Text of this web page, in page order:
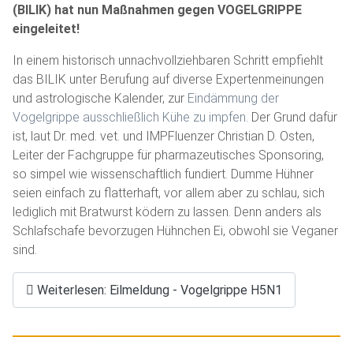
(BILIK) hat nun Maßnahmen gegen VOGELGRIPPE
eingeleitet!
In einem historisch unnachvollziehbaren Schritt empfiehlt
das BILIK unter Berufung auf diverse Expertenmeinungen
und astrologische Kalender, zur Eindämmung der
Vogelgrippe ausschließlich Kühe zu impfen. Der Grund dafür
ist, laut Dr. med. vet. und IMPFluenzer Christian D. Osten,
Leiter der Fachgruppe für pharmazeutisches Sponsoring,
so simpel wie wissenschaftlich fundiert. Dumme Hühner
seien einfach zu flatterhaft, vor allem aber zu schlau, sich
lediglich mit Bratwurst ködern zu lassen. Denn anders als
Schlafschafe bevorzugen Hühnchen Ei, obwohl sie Veganer
sind.
Weiterlesen: Eilmeldung - Vogelgrippe H5N1